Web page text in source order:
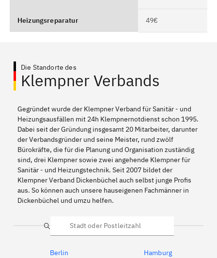
Heizungsreparatur 49€
Die Standorte des
Klempner Verbands
Gegründet wurde der Klempner Verband für Sanitär - und
Heizungsausfällen mit 24h Klempnernotdienst schon 1995.
Dabei seit der Gründung insgesamt 20 Mitarbeiter, darunter
der Verbandsgründer und seine Meister, rund zwölf
Bürokräfte, die für die Planung und Organisation zuständig
sind, drei Klempner sowie zwei angehende Klempner für
Sanitär - und Heizungstechnik. Seit 2007 bildet der
Klempner Verband Dickenbüchel auch selbst junge Profis
aus. So können auch unsere hauseigenen Fachmänner in
Dickenbüchel und umzu helfen.
Suche
Berlin Hamburg